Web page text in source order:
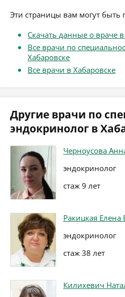
Эти страницы вам могут быть
Скачать данные о враче
Все врачи по
Хабаровске
Все врачи в Хабаровске
Другие врачи по
эндокринолог в
Черноусова
эндокринолог
стаж 9 лет
Ракицкая Елена
эндокринолог
стаж 38 лет
Килихевич